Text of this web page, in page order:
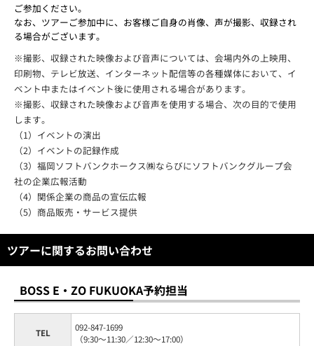
ご参加ください。
なお、ツアーご参加中に、お客様ご自身の肖像、声が撮影、収録され
る場合がございます。
※撮影、収録された映像および音声については、会場内外の上映用、
印刷物、テレビ放送、インターネット配信等の各種媒体において、イ
ベント中またはイベント後に使用される場合があります。
※撮影、収録された映像および音声を使用する場合、次の目的で使用
します。
（1）イベントの演出
（2）イベントの記録作成
（3）福岡ソフトバンクホークス㈱ならびにソフトバンクグループ会
社の企業広報活動
（4）関係企業の商品の宣伝広報
（5）商品販売・サービス提供
ツアーに関するお問い合わせ
BOSS E・ZO FUKUOKA予約担当
TEL
092-847-1699
（9:30～11:30／12:30～17:00）